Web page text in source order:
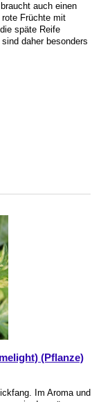
auch einen
Früchte mit
späte Reife
daher besonders
(Pflanze)
Im Aroma und